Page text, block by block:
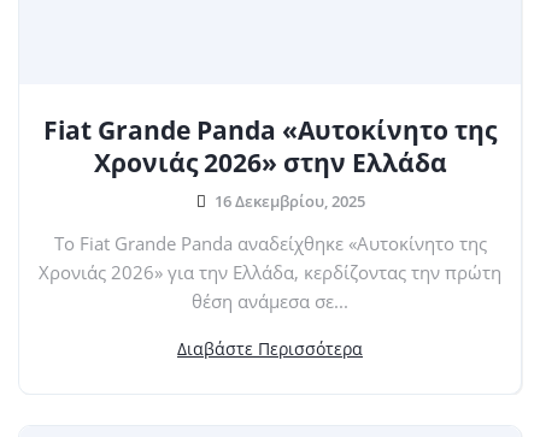
Fiat Grande Panda «Αυτοκίνητο της
Χρονιάς 2026» στην Ελλάδα
16 Δεκεμβρίου, 2025
Το Fiat Grande Panda αναδείχθηκε «Αυτοκίνητο της
Χρονιάς 2026» για την Ελλάδα, κερδίζοντας την πρώτη
θέση ανάμεσα σε...
Διαβάστε Περισσότερα